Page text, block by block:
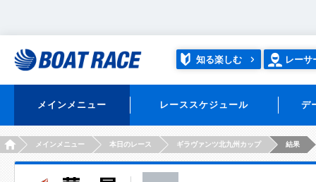
知る楽しむ レーサ
メインメニュー レーススケジュール デ
HOMEメインメニュー 本日のレース ギラヴァンツ北九州カップ 結果